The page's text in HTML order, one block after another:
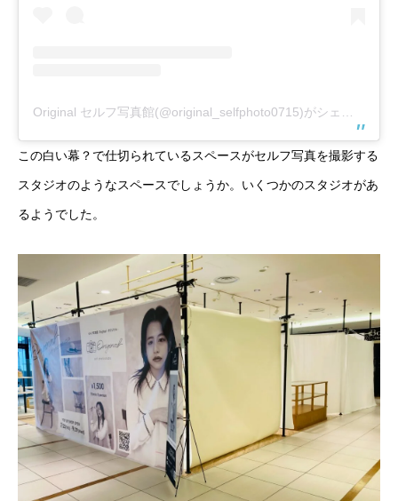
この白い幕？で仕切られているスペースがセルフ写真を撮影する
スタジオのようなスペースでしょうか。いくつかのスタジオがあ
るようでした。